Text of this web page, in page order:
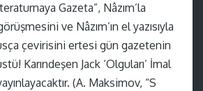
Gazeta”, Nâzım’la
ve Nâzım’ın el yazısıyla
çevirisini ertesi gün gazetenin
Karındeşen Jack ‘Olguları’ İmal
(A. Maksimov, “S